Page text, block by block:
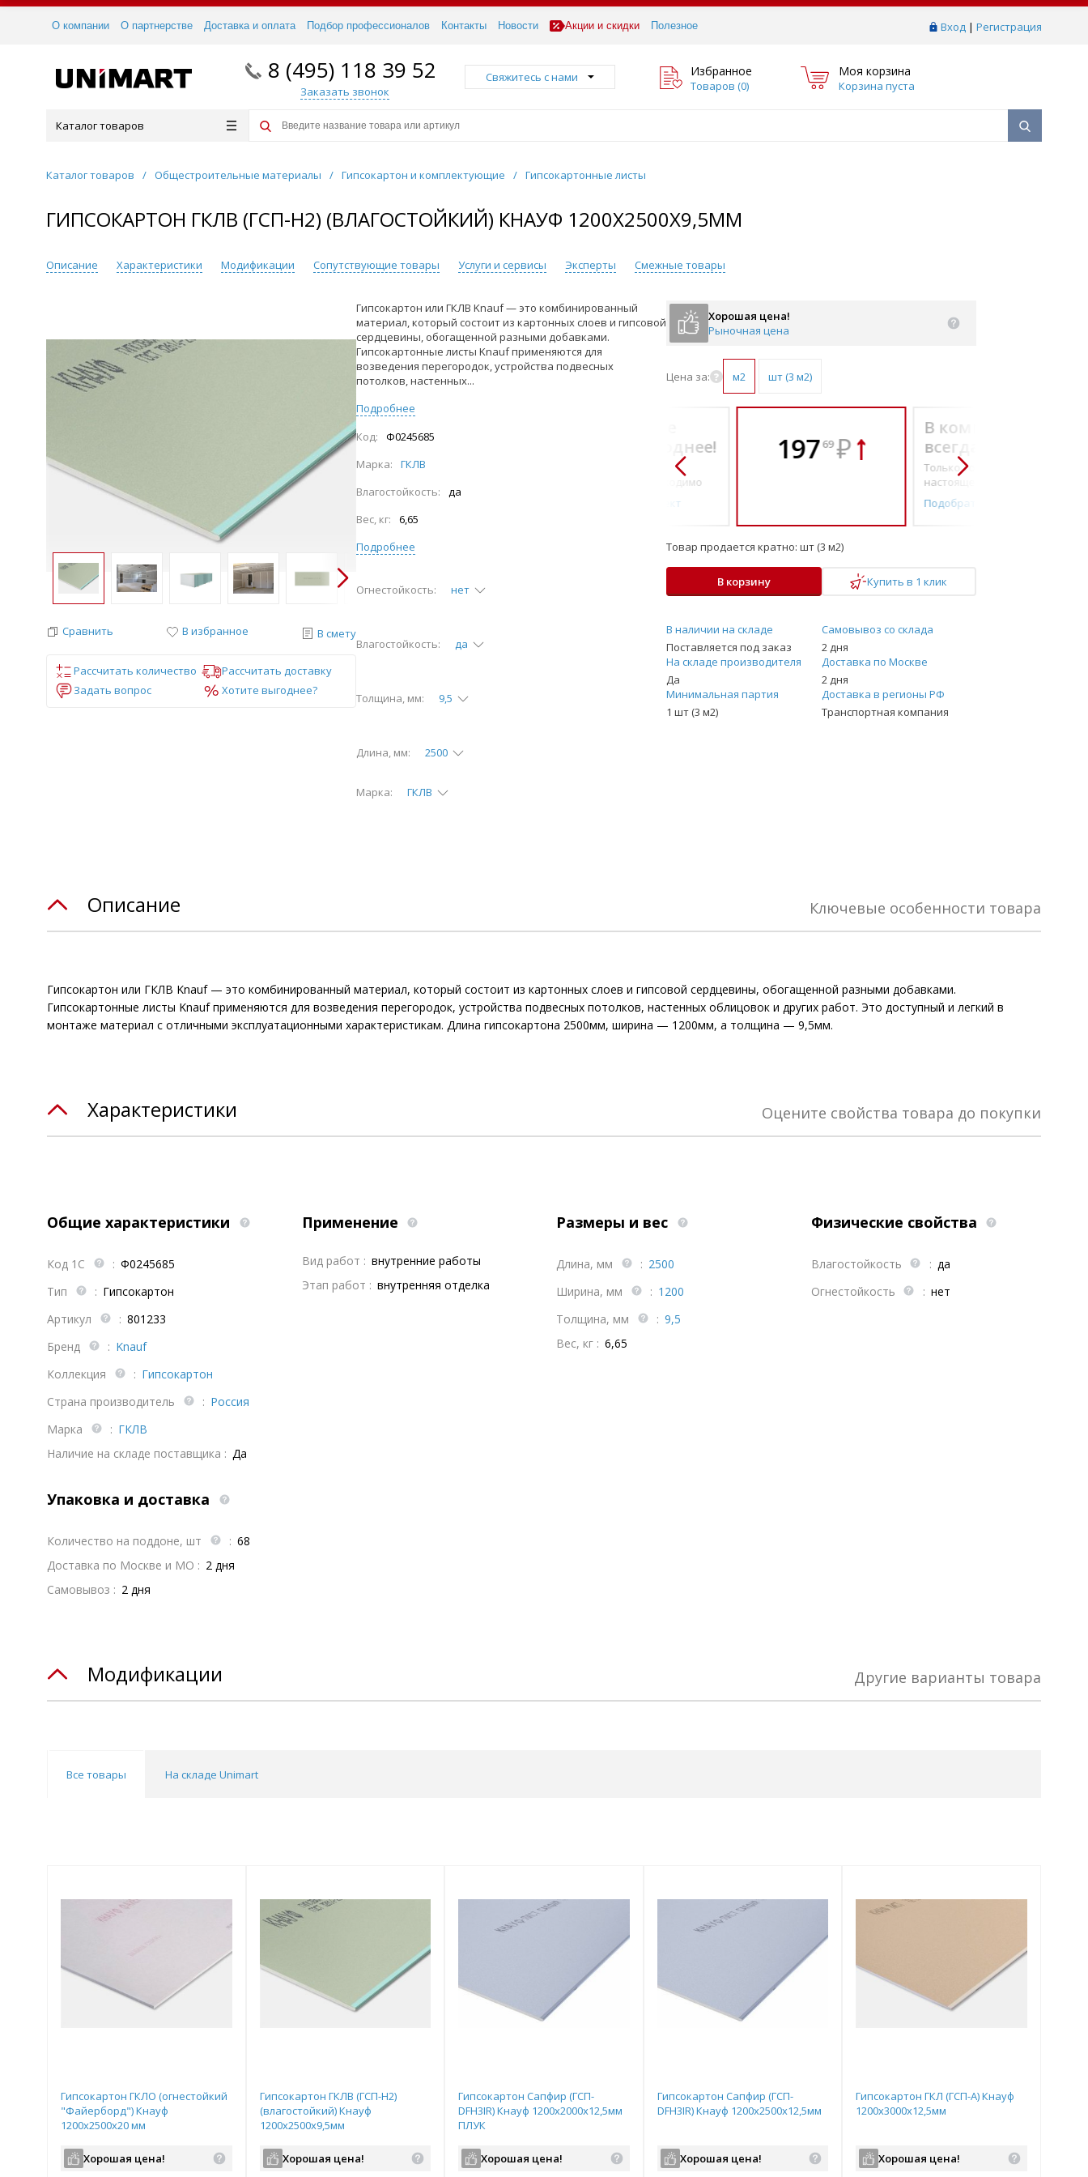
Вход | Регистрация
О компании О партнерстве Доставка и оплата Подбор профессионалов Контакты Новости Акции и скидки Полезное
8 (495) 118 39 52
Заказать звонок
Свяжитесь с нами Избранное
Товаров (0)
Моя корзина
Корзина пуста
Каталог товаров
Каталог товаров / Общестроительные материалы / Гипсокартон и комплектующие / Гипсокартонные листы
ГИПСОКАРТОН ГКЛВ (ГСП-Н2) (ВЛАГОСТОЙКИЙ) КНАУФ 1200Х2500Х9,5ММ
Описание Характеристики Модификации Сопутствующие товары Услуги и сервисы Эксперты Смежные товары
Сравнить В избранное В смету
Рассчитать количество
Рассчитать доставку
Задать вопрос
Хотите выгоднее?
Гипсокартон или ГКЛВ Knauf — это комбинированный
материал, который состоит из картонных слоев и гипсовой
сердцевины, обогащенной разными добавками.
Гипсокартонные листы Knauf применяются для
возведения перегородок, устройства подвесных
потолков, настенных...
Подробнее
Код:
Ф0245685
Марка:
ГКЛВ
Влагостойкость:
да
Вес, кг:
6,65
Подробнее
Марка: ГКЛВ
Длина, мм: 2500
Толщина, мм: 9,5
Влагостойкость: да
Огнестойкость: нет
Хорошая цена!
Рыночная цена
Цена за: м2 шт (3 м2)
всегда выгоднее!
настоящему необходимо
Подобрать комплект
19769 ₽
В комплекте
всегда выгоднее!
Только то, что по-
настоящему необходимо
Подобрать комплект
Товар продается кратно: шт (3 м2)
В корзину Купить в 1 клик
В наличии на складе
Поставляется под заказ
Самовывоз со склада
2 дня
На складе производителя
Да
Доставка по Москве
2 дня
Минимальная партия
1 шт (3 м2)
Доставка в регионы РФ
Транспортная компания
Ключевые особенности товара
Описание
Гипсокартон или ГКЛВ Knauf — это комбинированный материал, который состоит из картонных слоев и гипсовой сердцевины, обогащенной разными добавками.
Гипсокартонные листы Knauf применяются для возведения перегородок, устройства подвесных потолков, настенных облицовок и других работ. Это доступный и легкий в
монтаже материал с отличными эксплуатационными характеристикам. Длина гипсокартона 2500мм, ширина — 1200мм, а толщина — 9,5мм.
Оцените свойства товара до покупки
Характеристики
Общие характеристики
Код 1С : Ф0245685
Тип
: Гипсокартон
Артикул
: 801233
Бренд
: Knauf
Коллекция
: Гипсокартон
Страна производитель
: Россия
Марка
: ГКЛВ
Наличие на складе поставщика : Да
Применение
Вид работ : внутренние работы
Этап работ : внутренняя отделка
Размеры и вес
Длина, мм : 2500
Ширина, мм
: 1200
Толщина, мм
: 9,5
Вес, кг : 6,65
Физические свойства
Влагостойкость : да
Огнестойкость
: нет
Упаковка и доставка
Количество на поддоне, шт : 68
Доставка по Москве и МО : 2 дня
Самовывоз : 2 дня
Другие варианты товара
Модификации
Все товары На складе Unimart
Гипсокартон ГКЛО (огнестойкий
"Файерборд") Кнауф
1200х2500х20 мм
Хорошая цена!
Гипсокартон ГКЛВ (ГСП-Н2)
(влагостойкий) Кнауф
1200х2500х9,5мм
Хорошая цена!
Гипсокартон Сапфир (ГСП-
DFH3IR) Кнауф 1200х2000х12,5мм
ПЛУК
Хорошая цена!
Гипсокартон Сапфир (ГСП-
DFH3IR) Кнауф 1200х2500х12,5мм
Хорошая цена!
Гипсокартон ГКЛ (ГСП-А) Кнауф
1200х3000х12,5мм
Хорошая цена!